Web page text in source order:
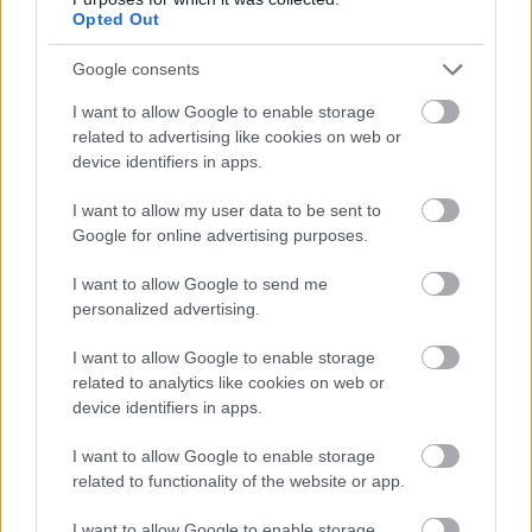
Opted Out
Google consents
I want to allow Google to enable storage
related to advertising like cookies on web or
device identifiers in apps.
I want to allow my user data to be sent to
Google for online advertising purposes.
I want to allow Google to send me
personalized advertising.
I want to allow Google to enable storage
related to analytics like cookies on web or
device identifiers in apps.
I want to allow Google to enable storage
related to functionality of the website or app.
साल्सामा प्रयोग गर्नुहोस्। तिनीहरूको बहुमुखी प्रतिभाले तिनीहरूलाई
खानाको विविधताको लागि मनपर्ने बनाउँछ।
किवीहरू प्रयोग गर्ने धेरै तरिकाहरू भएकोले, तिनीहरूलाई कुनै पनि आहारमा
थप्न सजिलो छ। तिनीहरूले तपाईंको खानामा महत्त्वपूर्ण पोषक तत्व र
स्वाद ल्याउँछन्।
किवी र तिनीहरूको एन्टिअक्सिडेन्ट गुणहरू
भिटामिन सी र ई को कारणले गर्दा किवी एन्टिअक्सिडेन्टको
पावरहाउस हो। यी एन्टिअक्सिडेन्टहरूले कोषहरूलाई तनाव दिन सक्ने
हानिकारक अणुहरू, फ्री रेडिकलहरूसँग लड्छन्। किवी खानाले तपाईंको
शरीरको प्रतिरक्षा बढाउँछ र तपाईंलाई स्वस्थ रहन मद्दत गर्छ।
किवीमा पाइने एन्टिअक्सिडेन्टले रोगको जोखिम कम गर्न महत्वपूर्ण
भूमिका खेल्छ। यसले कोषहरूलाई राम्रोसँग काम गर्न र क्षतिसँग लड्न
मद्दत गर्छ। राम्रो खान र राम्रो महसुस गर्न चाहने जो कोहीको लागि
किवी एक राम्रो विकल्प हो।